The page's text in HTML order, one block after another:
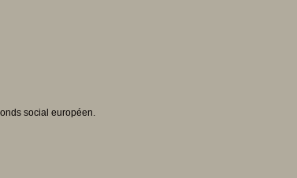
social européen.